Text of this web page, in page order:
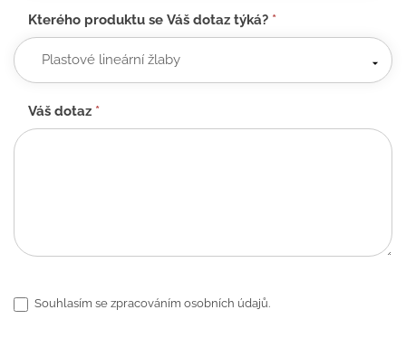
Kterého produktu se Váš dotaz týká? *
Váš dotaz *
Souhlasím se zpracováním osobních údajů.